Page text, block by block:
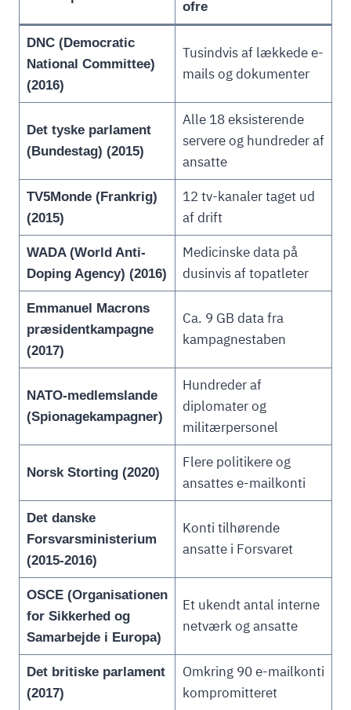
ofre
DNC (Democratic
National Committee)
(2016)
Tusindvis af lækkede e-
mails og dokumenter
Det tyske parlament
(Bundestag) (2015)
Alle 18 eksisterende
servere og hundreder af
ansatte
TV5Monde (Frankrig)
(2015)
12 tv-kanaler taget ud
af drift
WADA (World Anti-
Doping Agency) (2016)
Medicinske data på
dusinvis af topatleter
Emmanuel Macrons
præsidentkampagne
(2017)
Ca. 9 GB data fra
kampagnestaben
NATO-medlemslande
(Spionagekampagner)
Hundreder af
diplomater og
militærpersonel
Norsk Storting (2020)
Flere politikere og
ansattes e-mailkonti
Det danske
Forsvarsministerium
(2015-2016)
Konti tilhørende
ansatte i Forsvaret
OSCE (Organisationen
for Sikkerhed og
Samarbejde i Europa)
Et ukendt antal interne
netværk og ansatte
Det britiske parlament
(2017)
Omkring 90 e-mailkonti
kompromitteret